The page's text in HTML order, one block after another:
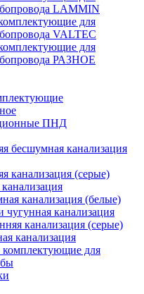
LAMMIN
для
VALTEC
для
РАЗНОЕ
ПНД
бесшумная канализация
канализация (серые)
канализация (белые)
канализация
канализация (серые)
канализация
для